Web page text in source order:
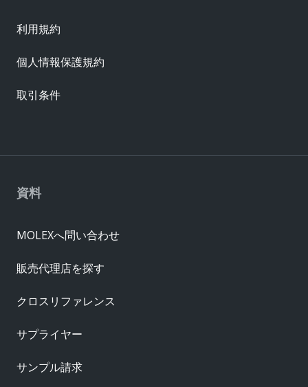
資料
MOLEXへ問い合わせ
販売代理店を探す
クロスリファレンス
サプライヤー
サンプル請求
利用規約
個人情報保護規約
取引条件